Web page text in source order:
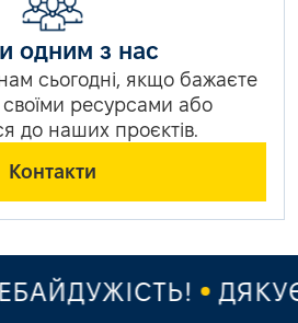
одним з нас
сьогодні, якщо бажаєте
своїми ресурсами або
до наших проєктів.
Контакти